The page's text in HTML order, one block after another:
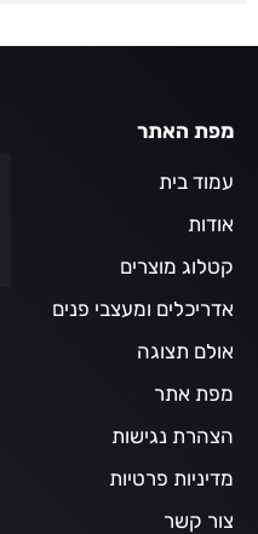
מפת האתר
עמוד בית
אודות
קטלוג מוצרים
אדריכלים ומעצבי פנים
אולם תצוגה
מפת אתר
הצהרת נגישות
מדיניות פרטיות
צור קשר